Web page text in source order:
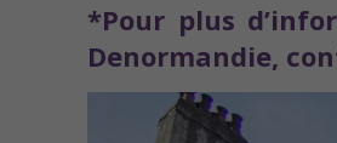
*Pour plus
Denormandie,